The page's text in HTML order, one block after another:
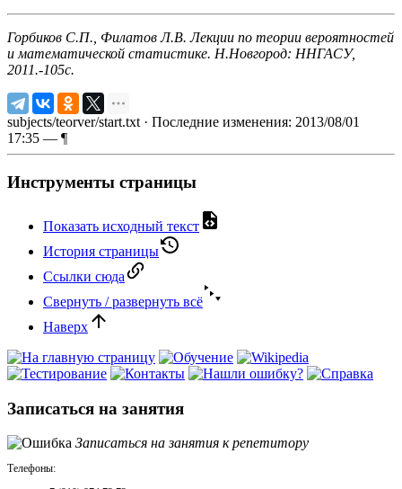
Горбиков С.П., Филатов Л.В. Лекции по теории вероятностей
и математической статистике. Н.Новгород: ННГАСУ,
2011.-105с.
subjects/teorver/start.txt· Последние изменения: 2013/08/01
17:35 — ¶
Инструменты страницы
Показать исходный текст
История страницы
Ссылки сюда
Свернуть / развернуть всё
Наверх
Записаться на занятия
Записаться на занятия к репетитору
Телефоны: